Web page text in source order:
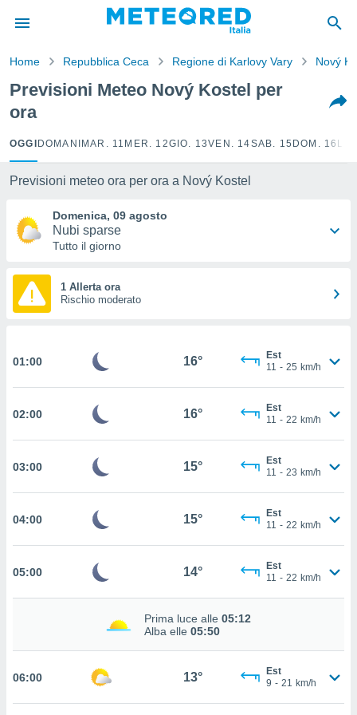
di
per
le
di
la
a
è
al sito
ACCETTA
Home Repubblica Ceca Regione di Karlovy Vary Nový
Previsioni Meteo Nový Kostel per
ora
OGGI DOMANI MAR. 11 MER. 12GIO. 13VEN. 14SAB. 15 DOM. 16
Previsioni meteo ora per ora a Nový Kostel
Domenica, 09 agosto
Nubi sparse
Tutto il giorno
1 Allerta ora
Rischio moderato
01:00 16°
Est
11 - 25 km/h
02:00 16°
Est
11 - 22 km/h
03:00 15°
Est
11 - 23 km/h
04:00 15°
Est
11 - 22 km/h
05:00 14°
Est
11 - 22 km/h
Prima luce alle 05:12
Alba elle 05:50
06:00 13°
Est
9 - 21 km/h